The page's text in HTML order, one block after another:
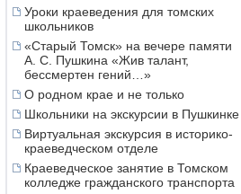
Уроки краеведения для томских
школьников
«Старый Томск» на вечере памяти
А. С. Пушкина «Жив талант,
бессмертен гений…»
О родном крае и не только
Школьники на экскурсии в Пушкинке
Виртуальная экскурсия в историко-
краеведческом отделе
Краеведческое занятие в Томском
колледже гражданского транспорта